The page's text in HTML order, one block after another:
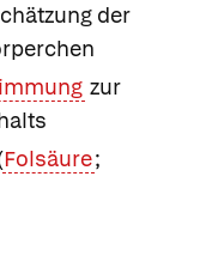
der
zur
Folsäure;